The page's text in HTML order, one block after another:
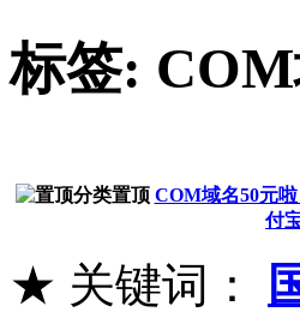
标签:
COM域名50元
付
★ 关键词：